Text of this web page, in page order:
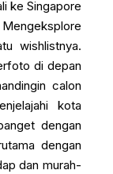
ke Singapore
wishlistnya.
di depan
calon
kota
dengan
dengan
dan murah-